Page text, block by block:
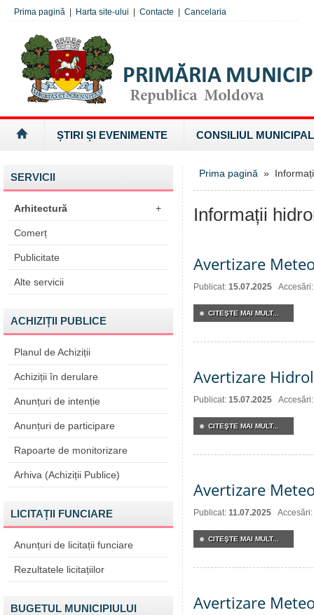
Prima pagină Harta site-ului Contacte Cancelaria
ȘTIRI ȘI EVENIMENTE CONSILIUL MUNICIPAL
SERVICII
Arhitectură +
Comerț
Publicitate
Alte servicii
ACHIZIȚII PUBLICE
Planul de Achiziții
Achiziții în derulare
Anunțuri de intenție
Anunțuri de participare
Rapoarte de monitorizare
Arhiva (Achiziții Publice)
LICITAȚII FUNCIARE
Anunțuri de licitații funciare
Rezultatele licitațiilor
BUGETUL MUNICIPIULUI
Prima pagină »
Informații
Avertizare
Publicat: 15.07.2025
CITEŞTE MAI MULT...
Avertizare
Publicat: 15.07.2025
CITEŞTE MAI MULT...
Avertizare
Publicat: 11.07.2025
CITEŞTE MAI MULT...
Avertizare